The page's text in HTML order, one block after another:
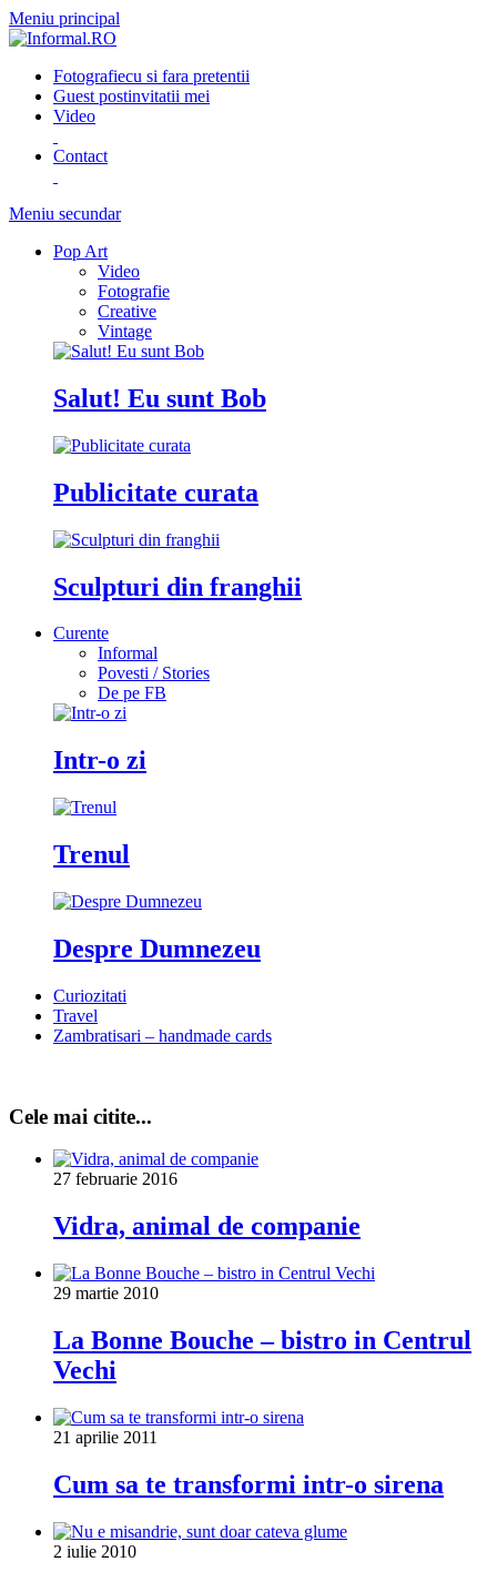
Meniu principal
Fotografiecu si fara pretentii
Guest postinvitatii mei
Video
Contact
Meniu secundar
Pop Art
Video
Fotografie
Creative
Vintage
Salut! Eu sunt Bob
Publicitate curata
Sculpturi din franghii
Curente
Informal
Povesti / Stories
De pe FB
Intr-o zi
Trenul
Despre Dumnezeu
Curiozitati
Travel
Zambratisari – handmade cards
Cele mai citite...
27 februarie 2016
Vidra, animal de companie
29 martie 2010
La Bonne Bouche – bistro in Centrul
Vechi
21 aprilie 2011
Cum sa te transformi intr-o sirena
2 iulie 2010